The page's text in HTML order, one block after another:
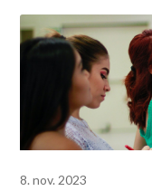
8. nov. 2023